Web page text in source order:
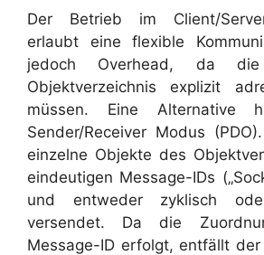
Der Betrieb im Client/
erlaubt eine flexible
jedoch Overhead, da
Objektverzeichnis explizit
müssen. Eine Alternative
Sender/Receiver Modus
einzelne Objekte des
eindeutigen Message-IDs
und entweder zyklisch
versendet. Da die
Message-ID erfolgt, entfällt